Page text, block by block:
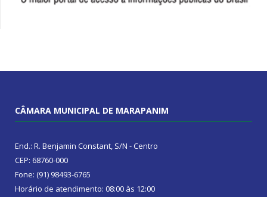
CÂMARA MUNICIPAL DE MARAPANIM
End.: R. Benjamin Constant, S/N - Centro
CEP: 68760-000
Fone: (91) 98493-6765
Horário de atendimento: 08:00 às 12:00